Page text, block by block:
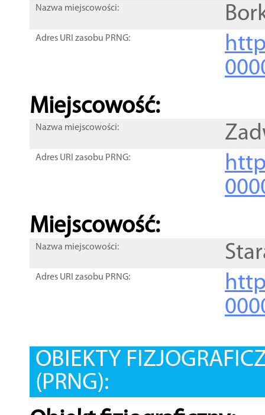
Nazwa miejscowości:
Adres URI zasobu PRNG:
Miejscowość:
Nazwa miejscowości:
Adres URI zasobu PRNG:
Miejscowość:
Nazwa miejscowości:
Adres URI zasobu PRNG:
OBIEKTY
(PRNG):